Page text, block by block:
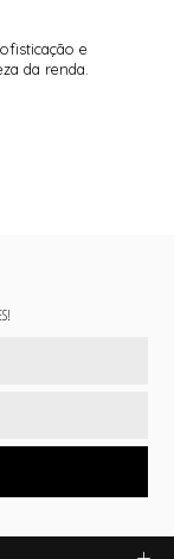
e
da renda.